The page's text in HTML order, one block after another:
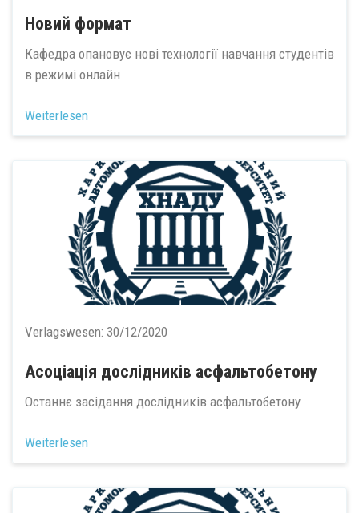
Новий формат
Кафедра опановує нові технології навчання студентів
в режимі онлайн
Weiterlesen
Verlagswesen: 30/12/2020
Асоціація дослідників асфальтобетону
Останнє засідання дослідників асфальтобетону
Weiterlesen